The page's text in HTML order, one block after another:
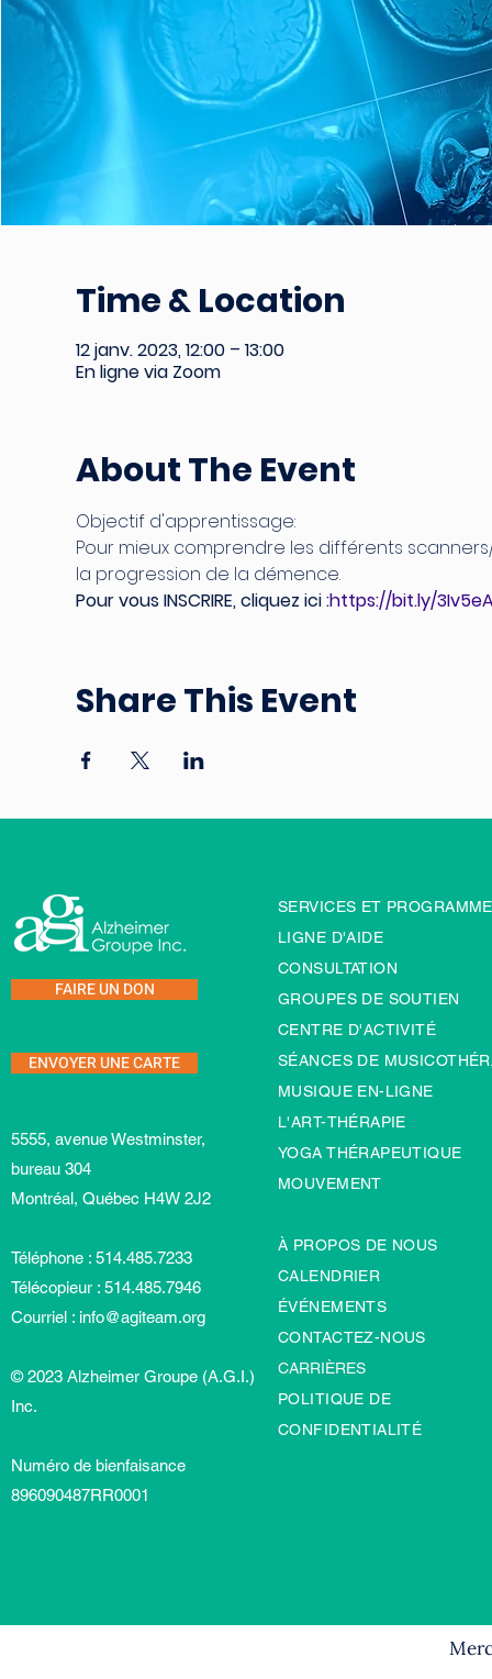
Time & Location
12 janv. 2023, 12:00 – 13:00
En ligne via Zoom
About The Event
Objectif d'apprentissage:
Pour mieux comprendre les différents
la progression de la démence.
Pour vous INSCRIRE, cliquez ici :https://bit.ly/
Share This Event
FAIRE UN DON
ENVOYER UNE CARTE
5555, avenue Westminster,
bureau 304
Montréal, Québec H4W 2J2
Téléphone : 514.485.7233
Télécopieur : 514.485.7946
Courriel : info@agiteam.org
© 2023 Alzheimer Groupe (A.G.I.)
Inc.
Numéro de bienfaisance
896090487RR0001
SERVICES ET
LIGNE D'AIDE
CONSULTATION
GROUPES DE SOUTIEN
CENTRE D'ACTIVITÉ
SÉANCES DE
MUSIQUE EN-LIGNE
L'ART-THÉRAPIE
YOGA THÉRAPEUTIQUE
MOUVEMENT
À PROPOS DE NOUS
CALENDRIER
ÉVÉNEMENTS
CONTACTEZ-NOUS
CARRIÈRES
POLITIQUE DE
CONFIDENTIALITÉ